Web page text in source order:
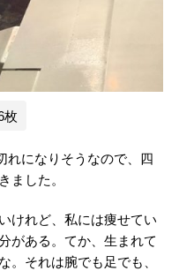
枚
れになりそうなので、四
ました。
けれど、私には痩せてい
がある。てか、生まれて
。それは腕でも足でも、